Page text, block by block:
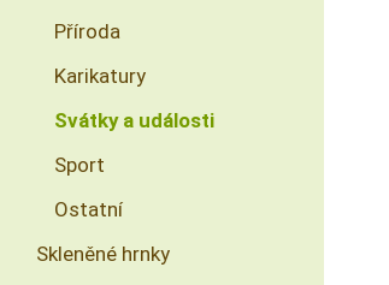
Příroda
Karikatury
Svátky a události
Sport
Ostatní
Skleněné hrnky